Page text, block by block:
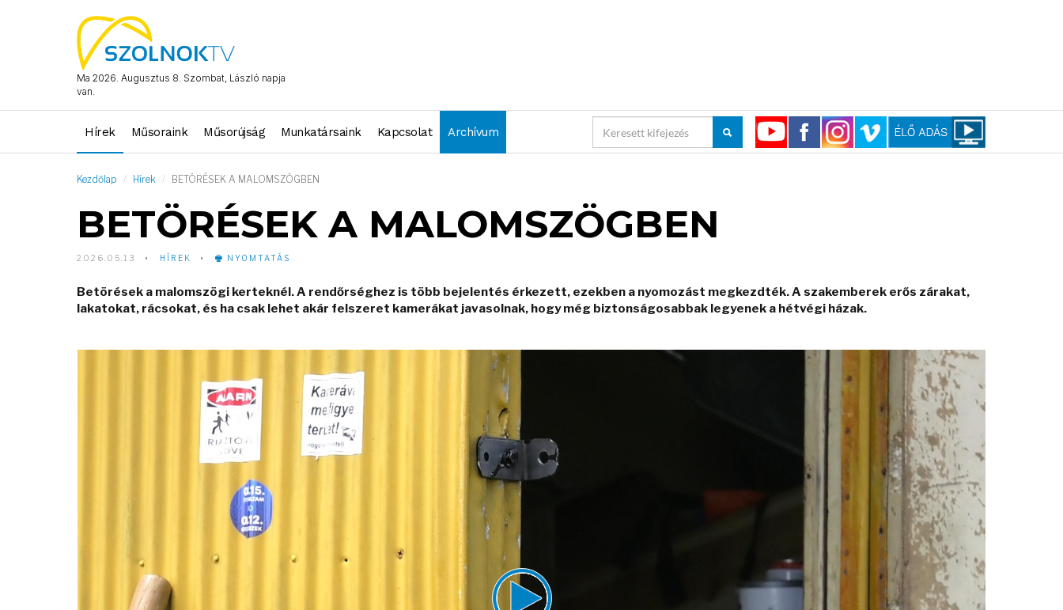
Ma 2026. Augusztus 8. Szombat, László napja
van.
Hírek Műsoraink Műsorújság Munkatársaink Kapcsolat Archívum
Kezdőlap Hírek BETÖRÉSEK A MALOMSZÖGBEN
BETÖRÉSEK A MALOMSZÖGBEN
2026.05.13 HÍREK NYOMTATÁS
Betörések a malomszögi kerteknél. A rendőrséghez is több bejelentés érkezett, ezekben a nyomozást megkezdték. A szakemberek erős zárakat,
lakatokat, rácsokat, és ha csak lehet akár felszeret kamerákat javasolnak, hogy még biztonságosabbak legyenek a hétvégi házak.